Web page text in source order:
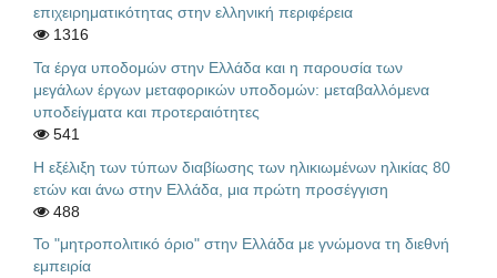
επιχειρηματικότητας στην ελληνική περιφέρεια
1316
Τα έργα υποδομών στην Ελλάδα και η παρουσία των
μεγάλων έργων μεταφορικών υποδομών: μεταβαλλόμενα
υποδείγματα και προτεραιότητες
541
Η εξέλιξη των τύπων διαβίωσης των ηλικιωμένων ηλικίας 80
ετών και άνω στην Ελλάδα, μια πρώτη προσέγγιση
488
Το "μητροπολιτικό όριο" στην Ελλάδα με γνώμονα τη διεθνή
εμπειρία